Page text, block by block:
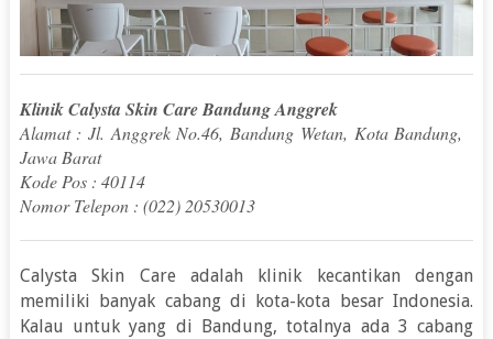
Klinik Calysta Skin Care Bandung Anggrek
Alamat : Jl. Anggrek No.46, Bandung Wetan, Kota Bandung,
Jawa Barat
Kode Pos : 40114
Nomor Telepon : (022) 20530013
Calysta Skin Care adalah klinik kecantikan dengan
memiliki banyak cabang di kota-kota besar Indonesia.
Kalau untuk yang di Bandung, totalnya ada 3 cabang